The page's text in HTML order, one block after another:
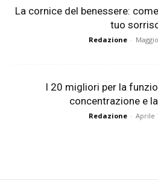
La cornice del benessere:
tuo
Redazione -
I 20 migliori per la
concentrazione e
Redazione - Aprile